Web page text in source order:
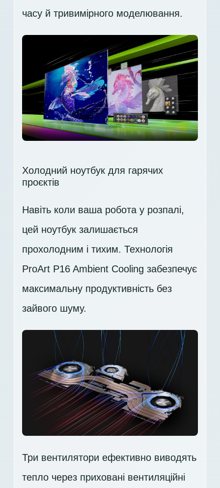
часу й тривимірного моделювання.
Холодний ноутбук для гарячих
проєктів
Навіть коли ваша робота у розпалі,
цей ноутбук залишається
прохолодним і тихим. Технологія
ProArt P16 Ambient Cooling забезпечує
максимальну продуктивність без
зайвого шуму.
Три вентилятори ефективно виводять
тепло через приховані вентиляційні